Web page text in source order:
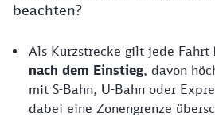
beachten?
Als Kurzstrecke gilt jede Fahrt
nach dem Einstieg, davon
mit S-Bahn, U-Bahn oder
dabei eine Zonengrenze